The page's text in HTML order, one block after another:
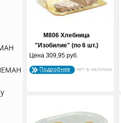
М806 Хлебница
"Изобилие" (по 6 шт.)
Цена 309,95 руб.
Подробнее